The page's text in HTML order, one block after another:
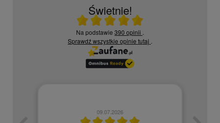
Świetnie!
Ocena średnia 5 na 5
Na podstawie 390 opinii .
Sprawdź wszystkie opinie tutaj .
09.07.2026